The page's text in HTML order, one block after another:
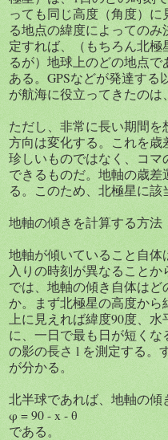
っても同じ高度（角度）
る地点の緯度によっての
定すれば、（もちろん北
るが）地球上のどの地点
ある。GPSなどが発達す
が航海に役立ってきたのは
ただし、非常に長い期間
方向は変化する。これを
珍しいものではなく、コ
できるものだ。地軸の歳差
る。このため、北極星に該
地軸の傾きを計算する方法
地軸が傾いていること自
入りの時刻が異なること
では、地軸の傾き自体はど
か。まず北極星の高度か
上に見えれば緯度90度、
に、一日で最も日が短く
の影の長さ l を測定する。
が分かる。
北半球であれば、地軸の傾
φ = 90 - x - θ
である。